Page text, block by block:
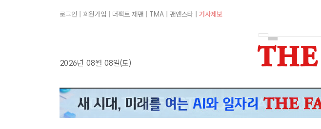
로그인 회원가입 더팩트 재팬 TMA 팬앤스타 기사제보
2026년 08월 08일(토)